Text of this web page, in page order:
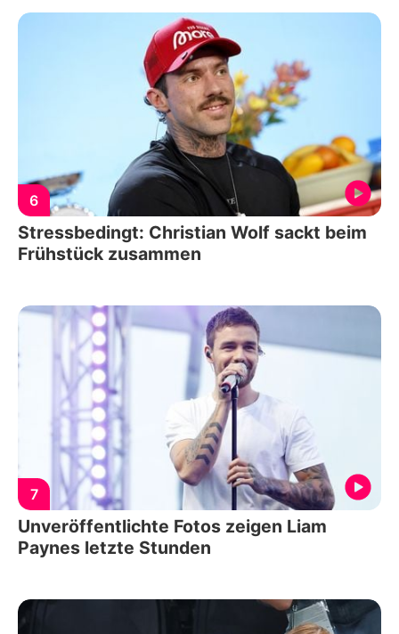
6
Stressbedingt: Christian Wolf sackt beim
Frühstück zusammen
7
Unveröffentlichte Fotos zeigen Liam
Paynes letzte Stunden